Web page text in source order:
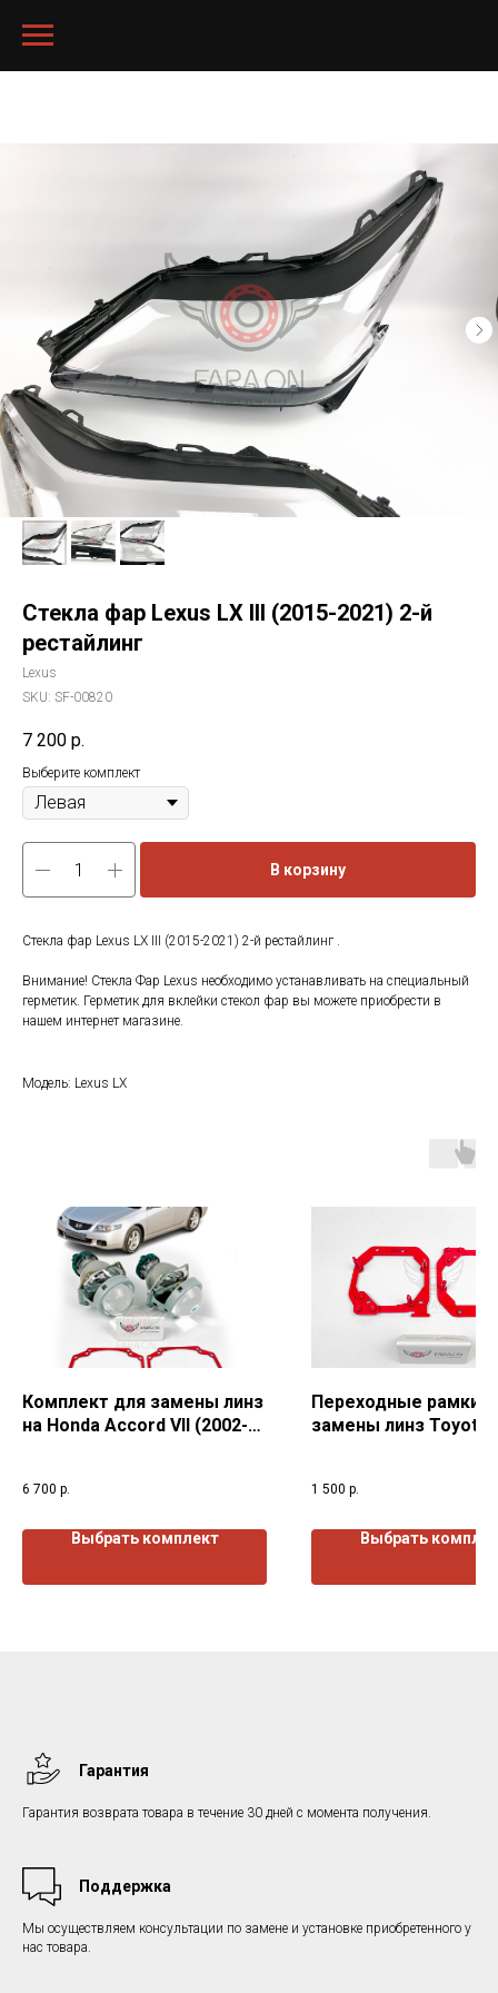
Стекла фар Lexus LX III (2015-2021) 2-й
рестайлинг
Lexus
SKU: SF-00820
7 200 р.
Выберите комплект
В корзину
Стекла фар Lexus LX III (2015-2021) 2-й рестайлинг .
Внимание! Стекла Фар Lexus необходимо устанавливать на специальный
герметик. Герметик для вклейки стекол фар вы можете приобрести в
нашем интернет магазине.
Модель: Lexus LX
Комплект для замены линз
на Honda Accord VII (2002-
6 700 р.
Выбрать комплект
Переходные рамки
замены линз Toyota
1 500 р.
Выбрать
Гарантия
Гарантия возврата товара в течение 30 дней с момента получения.
Поддержка
Мы осуществляем консультации по замене и установке приобретенного у
нас товара.